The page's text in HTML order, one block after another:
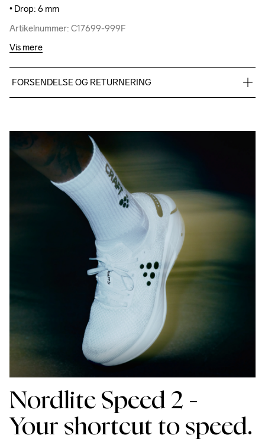
• Drop: 6 mm
Artikelnummer: C17699-999F
• Drop: 6 mm
Artikelnummer: C17699-999F
Vis mere
FORSENDELSE OG RETURNERING
Du har altid gratis returnering i 30 dage.
Nordlite Speed 2 -
Your shortcut to speed.